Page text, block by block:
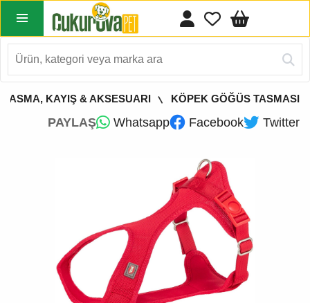
TASMA, KAYIŞ & AKSESUARI KÖPEK GÖĞÜS TASMASI
PAYLAŞ Whatsapp Facebook Twitter